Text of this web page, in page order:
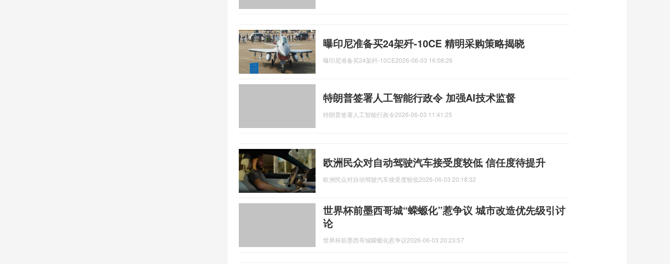
曝印尼准备买24架歼-10CE 精明采购策略揭晓
曝印尼准备买24架歼-10CE2026-06-03 16:08:26
特朗普签署人工智能行政令 加强AI技术监督
特朗普签署人工智能行政令2026-06-03 11:41:25
欧洲民众对自动驾驶汽车接受度较低 信任度待提升
欧洲民众对自动驾驶汽车接受度较低2026-06-03 20:18:32
世界杯前墨西哥城“蝾螈化”惹争议 城市改造优先级引讨
论
世界杯前墨西哥城蝾螈化惹争议2026-06-03 20:23:57